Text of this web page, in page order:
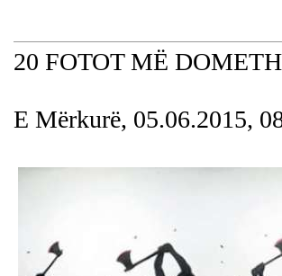
20 FOTOT MË
E Mërkurë, 05.06.2015,